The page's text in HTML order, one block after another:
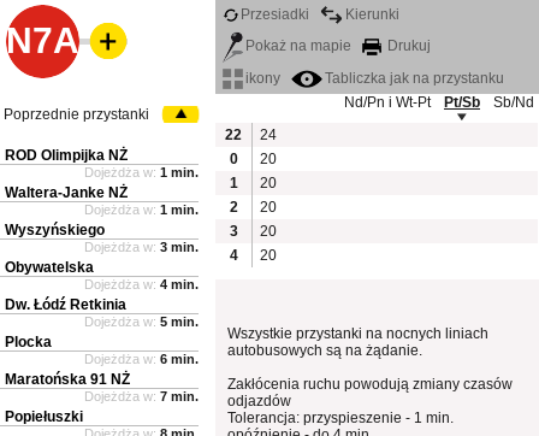
N7A
Przesiadki
Kierunki
Pokaż na mapie
Drukuj
ikony
Tabliczka jak na przystanku
Nd/Pn i Wt-Pt
Pt/Sb
Sb/Nd
22
24
0
20
1
20
2
20
3
20
4
20
Wszystkie przystanki na nocnych liniach
autobusowych są na żądanie.
Zakłócenia ruchu powodują zmiany czasów
odjazdów
Tolerancja: przyspieszenie - 1 min.
Poprzednie przystanki
ROD Olimpijka NŻ
Dojeżdża w: 1 min.
Waltera-Janke NŻ
Dojeżdża w: 1 min.
Wyszyńskiego
Dojeżdża w: 3 min.
Obywatelska
Dojeżdża w: 4 min.
Dw. Łódź Retkinia
Dojeżdża w: 5 min.
Plocka
Dojeżdża w: 6 min.
Maratońska 91 NŻ
Dojeżdża w: 7 min.
Popiełuszki